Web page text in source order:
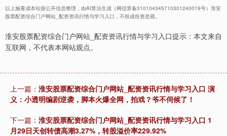
以上施看成本站据公开信息整理，由AI算法生成（网信算备310104345710301240019号）淮安
股票配资综合门户网站_配资资讯行情与学习入口，不组成投资忽视。
淮安股票配资综合门户网站_配资资讯行情与学习入口提示：本文来自
互联网，不代表本网站观点。
上一篇： 淮安股票配资综合门户网站_配资资讯行情与学习入口 演
义：小透明编剧逆袭，脚本火爆全网，拍戏？爷不伺候了！
下一篇： 淮安股票配资综合门户网站_配资资讯行情与学习入口 1
月29日天创转债高潮3.27%，转股溢价率229.92%